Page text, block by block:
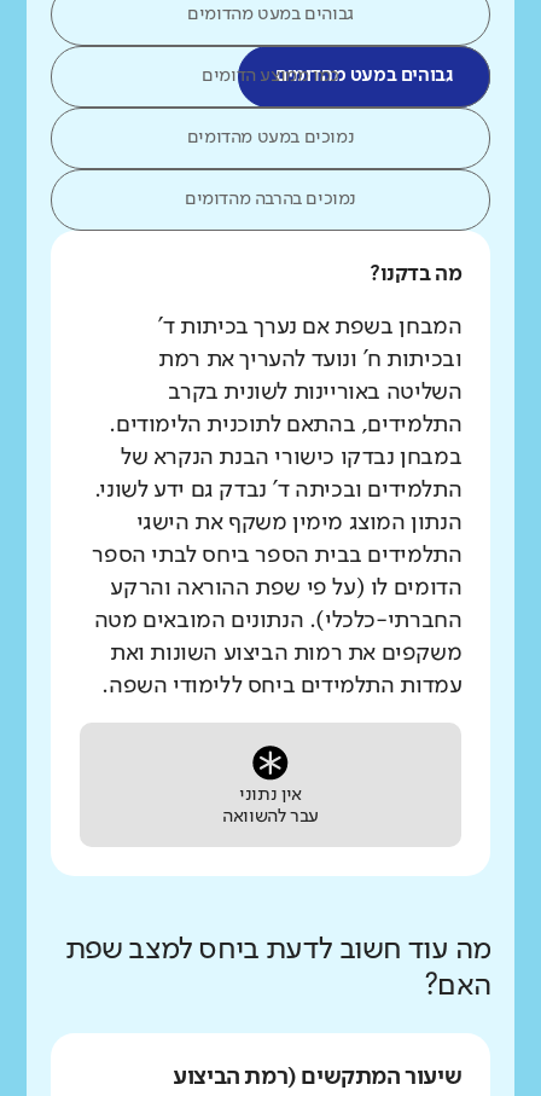
גבוהים במעט מהדומים
גבוהים במעט מהדומיםכמו ממוצע הדומים
נמוכים במעט מהדומים
נמוכים בהרבה מהדומים
מה בדקנו?
המבחן בשפת אם נערך בכיתות ד'
ובכיתות ח' ונועד להעריך את רמת
השליטה באוריינות לשונית בקרב
התלמידים, בהתאם לתוכנית הלימודים.
במבחן נבדקו כישורי הבנת הנקרא של
התלמידים ובכיתה ד' נבדק גם ידע לשוני.
הנתון המוצג מימין משקף את הישגי
התלמידים בבית הספר ביחס לבתי הספר
הדומים לו (על פי שפת ההוראה והרקע
החברתי-כלכלי). הנתונים המובאים מטה
משקפים את רמות הביצוע השונות ואת
עמדות התלמידים ביחס ללימודי השפה.
אין נתוני
עבר להשוואה
מה עוד חשוב לדעת ביחס למצב שפת
האם?
שיעור המתקשים (רמת הביצוע